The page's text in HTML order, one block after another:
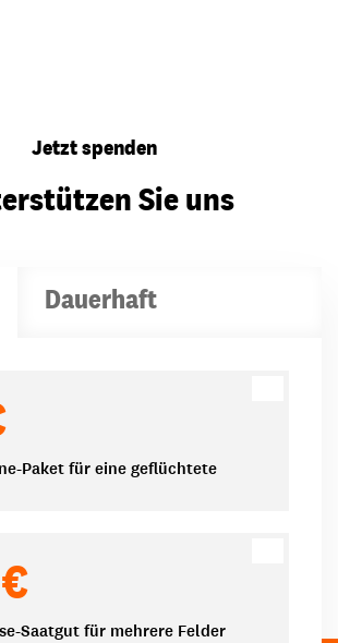
Jetzt spenden
Sie uns
Dauerhaft
Paket für eine geflüchtete
Saatgut für mehrere Felder